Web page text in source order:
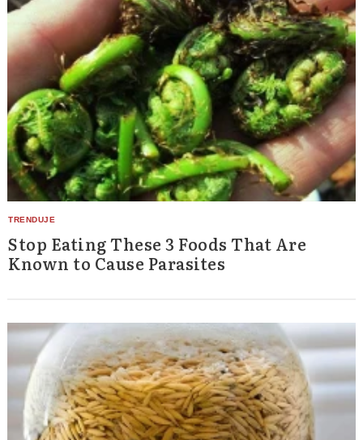
Stop Eating These 3 Foods That Are
Known to Cause Parasites